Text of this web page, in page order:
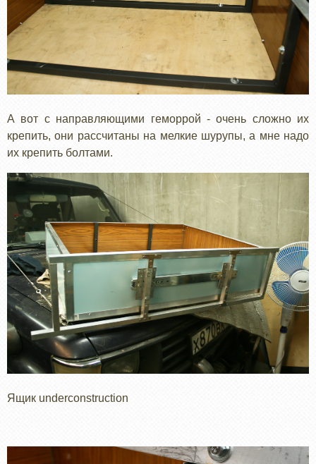
А вот с направляющими геморрой - очень сложно их
крепить, они рассчитаны на мелкие шурупы, а мне надо
их крепить болтами.
Ящик underconstruction